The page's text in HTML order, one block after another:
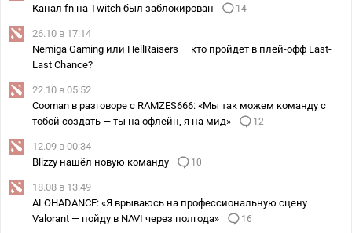
Канал fn на Twitch был заблокирован
14
26.10 в 17:14
Nemiga Gaming или HellRaisers — кто пройдет в плей-офф Last-
Last Chance?
22.10 в 05:52
Cooman в разговоре с RAMZES666: «Мы так можем команду с
тобой создать — ты на офлейн, я на мид»
12
12.09 в 00:34
Blizzy нашёл новую команду
10
18.08 в 13:49
ALOHADANCE: «Я врываюсь на профессиональную сцену
Valorant — пойду в NAVI через полгода»
16